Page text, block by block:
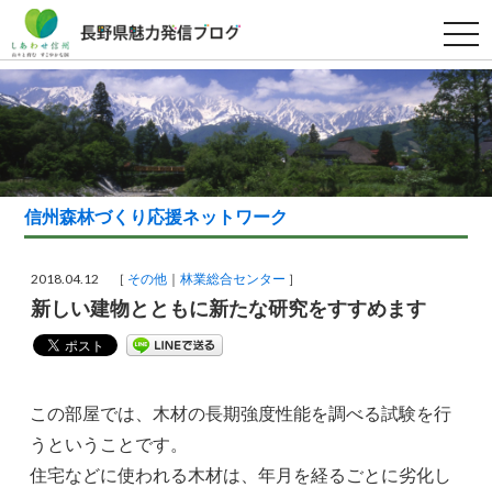
t
o
g
g
l
e
n
a
v
g
i
信州森林づくり応援ネットワーク
2018.04.12 ［ その他 林業総合センター ］
新しい建物とともに新たな研究をすすめます
この部屋では、木材の長期強度性能を調べる試験を行
うということです。
住宅などに使われる木材は、年月を経るごとに劣化し